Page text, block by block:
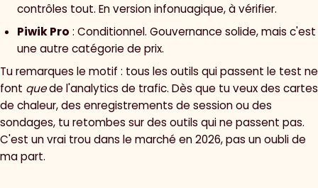
contrôles tout. En version infonuagique, à vérifier.
Piwik Pro : Conditionnel. Gouvernance solide, mais c'est
une autre catégorie de prix.
Tu remarques le motif : tous les outils qui passent le test ne
font quede l'analytics de trafic. Dès que tu veux des cartes
de chaleur, des enregistrements de session ou des
sondages, tu retombes sur des outils qui ne passent pas.
C'est un vrai trou dans le marché en 2026, pas un oubli de
ma part.